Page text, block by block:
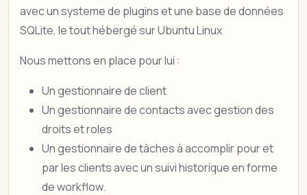
avec un systeme de plugins et une base de données
SQLite, le tout hébergé sur Ubuntu Linux
Nous mettons en place pour lui :
Un gestionnaire de client
Un gestionnaire de contacts avec gestion des
droits et roles
Un gestionnaire de tâches à accomplir pour et
par les clients avec un suivi historique en forme
de workflow.